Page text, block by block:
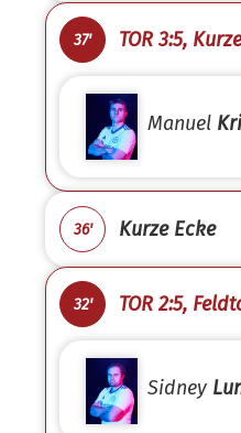
37' TOR 3:5,
Manuel
36' Kurze Ecke
32' TOR 2:5,
Sidney